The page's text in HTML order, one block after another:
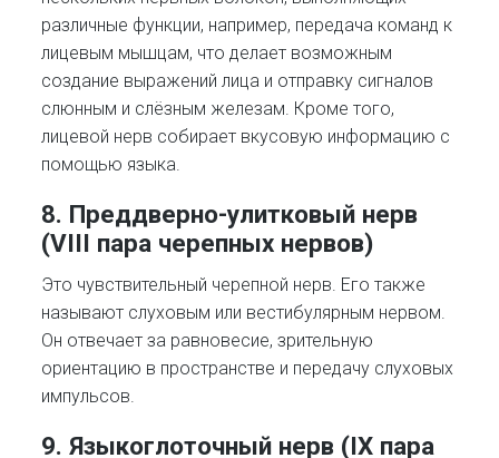
различные функции, например, передача команд к
лицевым мышцам, что делает возможным
создание выражений лица и отправку сигналов
слюнным и слёзным железам. Кроме того,
лицевой нерв собирает вкусовую информацию с
помощью языка.
8. Преддверно-улитковый нерв
(VIII пара черепных нервов)
Это чувствительный черепной нерв. Его также
называют слуховым или вестибулярным нервом.
Он отвечает за равновесие, зрительную
ориентацию в пространстве и передачу слуховых
импульсов.
9. Языкоглоточный нерв (IX пара